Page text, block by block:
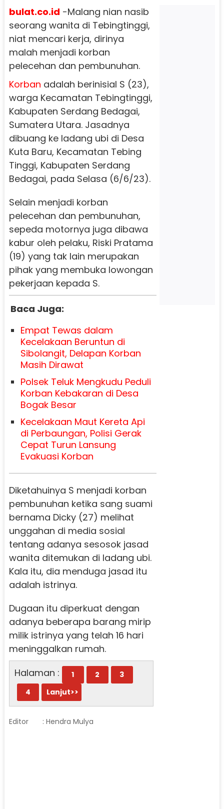
bulat.co.id -Malang nian nasib
seorang wanita di Tebingtinggi,
niat mencari kerja, dirinya
malah menjadi korban
pelecehan dan pembunuhan.
Korban adalah berinisial S (23),
warga Kecamatan Tebingtinggi,
Kabupaten Serdang Bedagai,
Sumatera Utara. Jasadnya
dibuang ke ladang ubi di Desa
Kuta Baru, Kecamatan Tebing
Tinggi, Kabupaten Serdang
Bedagai, pada Selasa (6/6/23).
Selain menjadi korban
pelecehan dan pembunuhan,
sepeda motornya juga dibawa
kabur oleh pelaku, Riski Pratama
(19) yang tak lain merupakan
pihak yang membuka lowongan
pekerjaan kepada S.
Baca Juga:
Empat Tewas dalam
Kecelakaan Beruntun di
Sibolangit, Delapan Korban
Masih Dirawat
Polsek Teluk Mengkudu Peduli
Korban Kebakaran di Desa
Bogak Besar
Kecelakaan Maut Kereta Api
di Perbaungan, Polisi Gerak
Cepat Turun Lansung
Evakuasi Korban
Diketahuinya S menjadi korban
pembunuhan ketika sang suami
bernama Dicky (27) melihat
unggahan di media sosial
tentang adanya sesosok jasad
wanita ditemukan di ladang ubi.
Kala itu, dia menduga jasad itu
adalah istrinya.
Dugaan itu diperkuat dengan
adanya beberapa barang mirip
milik istrinya yang telah 16 hari
meninggalkan rumah.
Halaman :
1 2
3
4
Lanjut>>
Editor : Hendra Mulya